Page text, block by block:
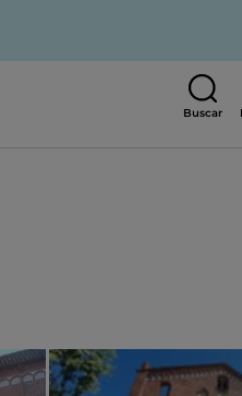
Buscar